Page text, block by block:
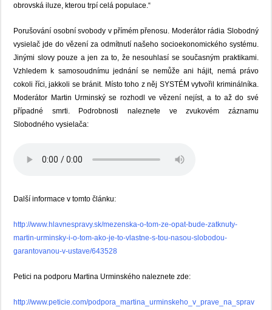
obrovská iluze, kterou trpí celá populace.“
Porušování osobní svobody v přímém přenosu. Moderátor rádia Slobodný
vysielač jde do vězení za odmítnutí našeho socioekonomického systému.
Jinými slovy pouze a jen za to, že nesouhlasí se současným praktikami.
Vzhledem k samosoudnímu jednání se nemůže ani hájit, nemá právo
cokoli říci, jakkoli se bránit. Místo toho z něj SYSTÉM vytvořil kriminálníka.
Moderátor Martin Urminský se rozhodl ve vězení nejíst, a to až do své
případné smrti. Podrobnosti naleznete ve zvukovém záznamu
Slobodného vysielača:
Další informace v tomto článku:
http://www.hlavnespravy.sk/mezenska-o-tom-ze-opat-bude-zatknuty-
martin-urminsky-i-o-tom-ako-je-to-vlastne-s-tou-nasou-slobodou-
garantovanou-v-ustave/643528
Petici na podporu Martina Urminského naleznete zde:
http://www.peticie.com/podpora_martina_urminskeho_v_prave_na_sprav